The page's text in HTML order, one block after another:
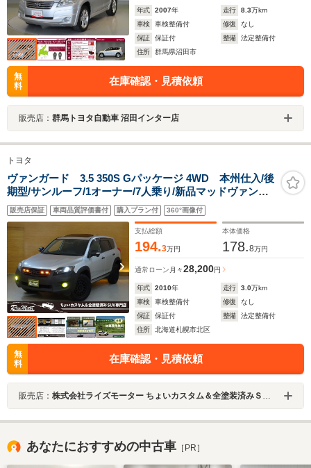
年式 2007年 走行 8.3万km
車検
車検整備付 修復
なし
保証
保証付 整備
法定整備付
住所
群馬県沼田市
無
料
在庫確認・見積依頼
販売店： 群馬トヨタ自動車 沼田インター店
トヨタ
ヴァンガード 3.5 350S Gパッケージ 4WD 本州仕入/後
期型/サンルーフ/1オーナー/7人乗り/新品マッドヴァンスX
タイプF&オプカンRT/チッピング塗装/黒本革シート/F席
シートヒーター/新品グリルマーカー&イエローフォグ/ナ
ビTV/BTDVD/Bカメラ/ETC/クルコン
販売店保証 車両品質評価書付 購入プラン付 360°画像付
支払総額
194.3万円
本体価格
178.8万円
通常ローン 月々28,200円
年式 2010年 走行 3.0万km
車検
車検整備付 修復
なし
保証
保証付 整備
法定整備付
住所
北海道札幌市北区
無
料
在庫確認・見積依頼
販売店： 株式会社ライズモーター ちょいカスタム＆全塗装済みＳＵＶ専門店
あなたにおすすめの中古車 ［PR］